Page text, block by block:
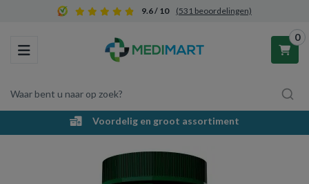
9.6 / 10 (531 beoordelingen)
Toggle navigation
Waar bent u naar op zoek?
0
Winkelwagen
Voordelig en groot assortiment